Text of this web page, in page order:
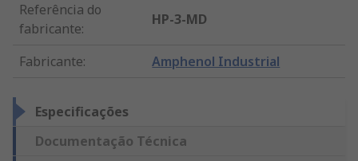
Referência do
fabricante:
HP-3-MD
Fabricante: Amphenol Industrial
Especificações
Documentação Técnica